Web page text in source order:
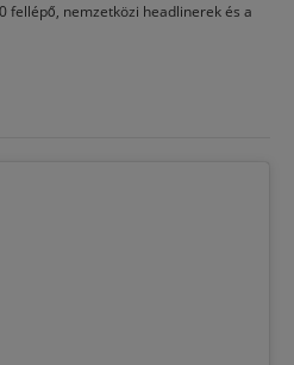
fellépő, nemzetközi headlinerek és a